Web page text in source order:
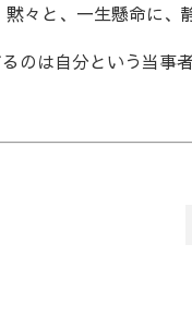
黙々と、一生懸命に、
のは自分という当事